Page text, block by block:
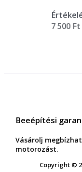
7 500 Ft
Beeépítési
Vásárolj
motorozást.
Copyright ©